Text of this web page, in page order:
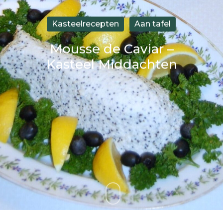
Kasteelrecepten Aan tafel
Mousse de Caviar –
Kasteel Middachten